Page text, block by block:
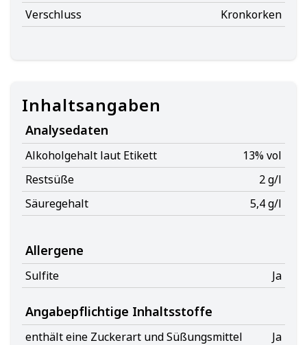
Verschluss
Kronkorken
Inhaltsangaben
Analysedaten
Alkoholgehalt laut Etikett
13% vol
Restsüße
2 g/l
Säuregehalt
5,4 g/l
Allergene
Sulfite Ja
Angabepflichtige Inhaltsstoffe
enthält eine Zuckerart und Süßungsmittel
Ja